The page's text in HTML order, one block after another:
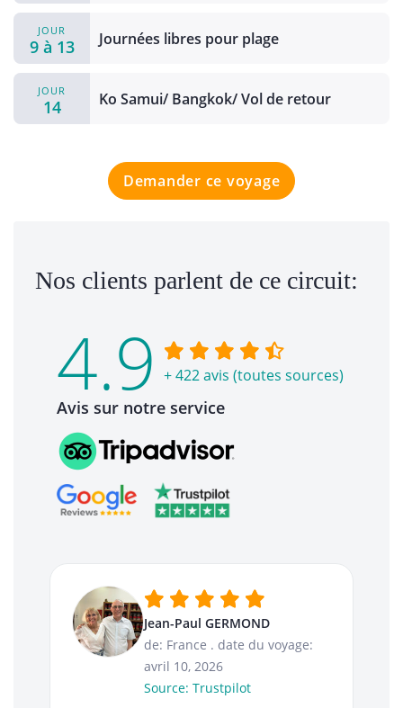
JOUR
9 à 13 Journées libres pour plage
JOUR
14 Ko Samui/ Bangkok/ Vol de retour
Demander ce voyage
Nos clients parlent de ce circuit:
4.9 + 422 avis (toutes sources)
Avis sur notre service
Jean-Paul GERMOND
de: France . date du voyage:
avril 10, 2026
Source: Trustpilot